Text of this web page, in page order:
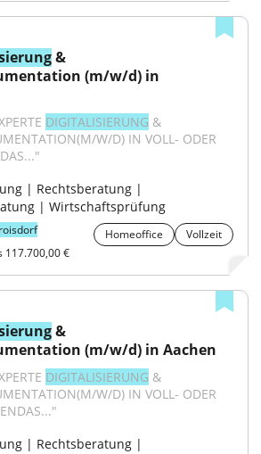
&
(m/w/d) in
DIGITALISIERUNG &
W/D) IN VOLL- ODER
| Rechtsberatung |
| Wirtschaftsprüfung
Homeoffice
Vollzeit
117.700,00 €
&
(m/w/d) in Aachen
DIGITALISIERUNG &
W/D) IN VOLL- ODER
| Rechtsberatung |